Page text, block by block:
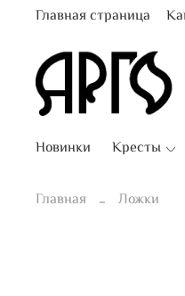
Главная страница
Новинки Кресты
Главная Ложки